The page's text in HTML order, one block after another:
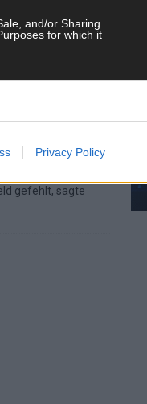
and/or Sharing
for which it
Privacy Policy
KfW-
Gebäude
Robert Habeck
weitere
gefehlt, sagte